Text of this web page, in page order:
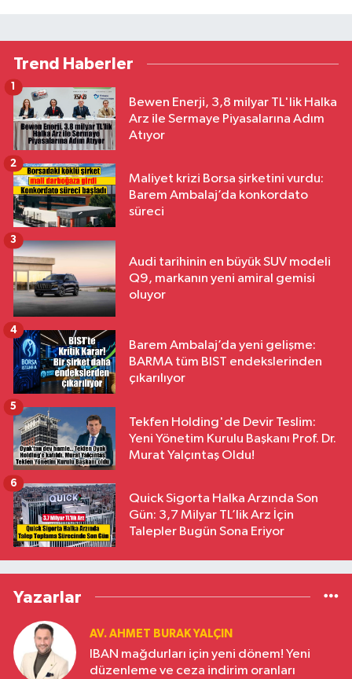
Trend Haberler
Bewen Enerji, 3,8 milyar TL'lik Halka
Arz ile Sermaye Piyasalarına Adım
Atıyor
1
Maliyet krizi Borsa şirketini vurdu:
Barem Ambalaj’da konkordato
süreci
2
Audi tarihinin en büyük SUV modeli
Q9, markanın yeni amiral gemisi
oluyor
3
Barem Ambalaj’da yeni gelişme:
BARMA tüm BIST endekslerinden
çıkarılıyor
4
Tekfen Holding'de Devir Teslim:
Yeni Yönetim Kurulu Başkanı Prof. Dr.
Murat Yalçıntaş Oldu!
5
Quick Sigorta Halka Arzında Son
Gün: 3,7 Milyar TL’lik Arz İçin
Talepler Bugün Sona Eriyor
6
Yazarlar
AV. AHMET BURAK YALÇIN
IBAN mağdurları için yeni dönem! Yeni
düzenleme ve ceza indirim oranları